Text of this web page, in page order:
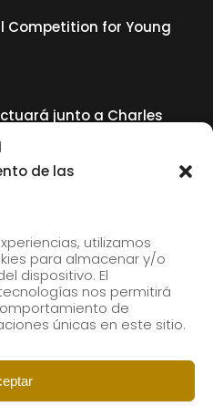
de las
utilizamos
para almacenar y/o
dispositivo. El
nos permitirá
de
únicas en este sitio.
Competition for Young
junto a Charles
to receive our news by